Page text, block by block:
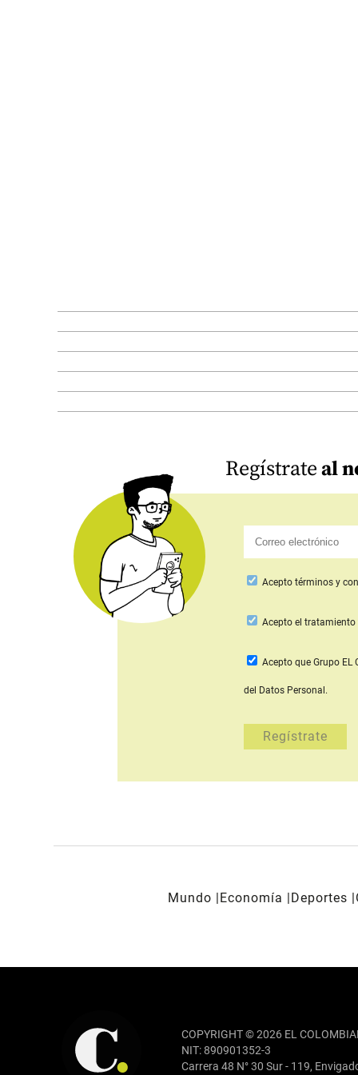
Regístrateal
Acepto términos y
Aceptoel tratamiento
Acepto que Grupo EL
del Datos Personal.
Mundo Economía Deportes
COPYRIGHT © 2026 EL
NIT: 890901352-3
Carrera 48 N° 30 Sur - 119,